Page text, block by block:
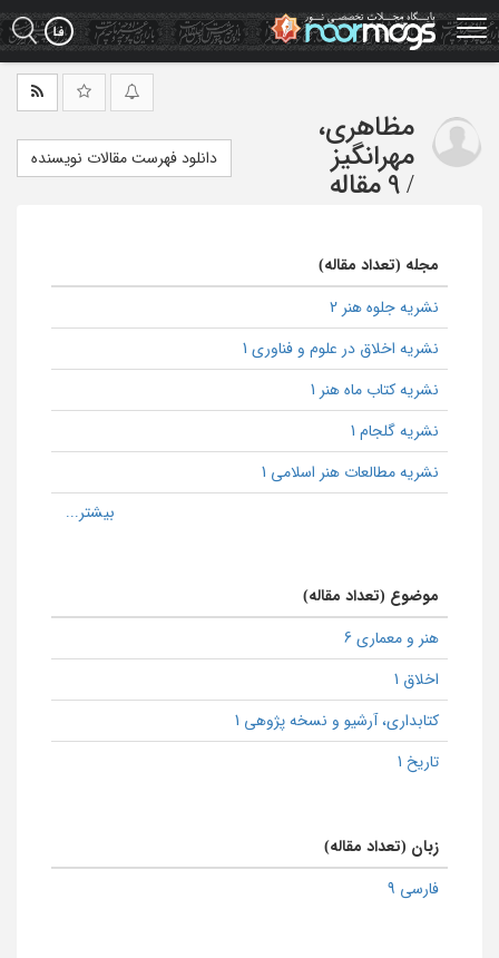
Skip
to
main
مظاهری،
مهرانگیز
/ 9 مقاله
دانلود فهرست مقالات نویسنده
مجله (تعداد مقاله)
نشریه جلوه هنر 2
نشریه اخلاق در علوم و فناوری 1
نشریه کتاب ماه هنر 1
نشریه گلجام 1
نشریه مطالعات هنر اسلامی 1
موضوع (تعداد مقاله)
هنر و معماری 6
اخلاق 1
كتابداری، آرشیو و نسخه پژوهی 1
تاریخ 1
زبان (تعداد مقاله)
فارسی 9